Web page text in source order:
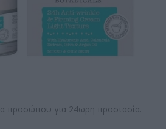
προσώπου για 24ωρη προστασία.